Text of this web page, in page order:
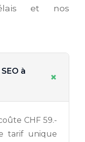
et nos
à
+
CHF 59.-
tarif unique